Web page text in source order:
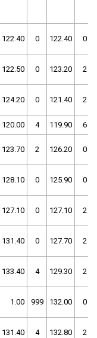
122.40 0 122.40 0
122.50 0 123.20 2
124.20 0 121.40 2
120.00 4 119.90 6
123.70 2 126.20 0
128.10 0 125.90 0
127.10 0 127.10 2
131.40 0 127.70 2
133.40 4 129.30 2
1.00 999 132.00 0
131.40 4 132.80 2